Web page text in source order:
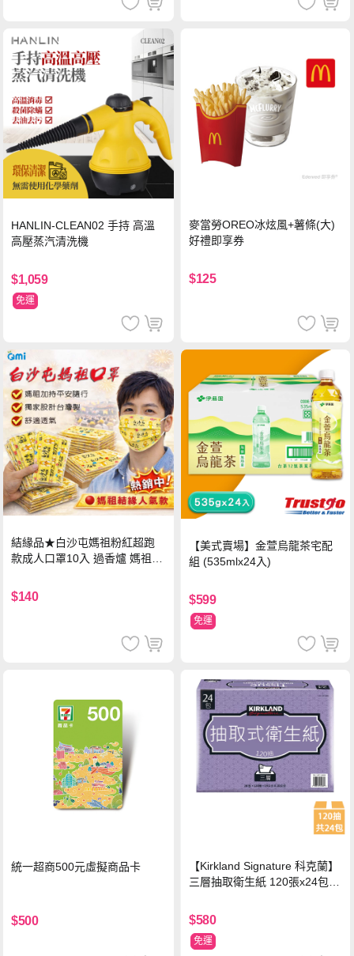
HANLIN-CLEAN02 手持 高溫
高壓蒸汽清洗機
$1,059
免運
麥當勞OREO冰炫風+薯條(大)
好禮即享券
$125
結緣品★白沙屯媽祖粉紅超跑
款成人口罩10入 過香爐 媽祖加
$140
【美式賣場】金萱烏龍茶宅配
組 (535mlx24入)
$599
免運
統一超商500元虛擬商品卡
$500
【Kirkland Signature 科克蘭】
三層抽取衛生紙 120張x24包x1
$580
免運